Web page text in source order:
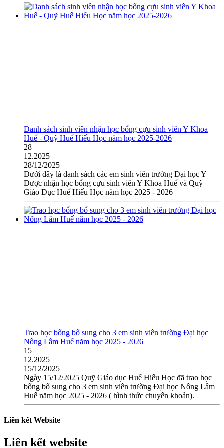
Danh sách sinh viên nhận học bổng cựu sinh viên Y Khoa
Huế - Quỹ Huế Hiếu Học năm học 2025-2026
28
12.2025
28/12/2025
Dưới đây là danh sách các em sinh viên trường Đại học Y
Dược nhận học bổng cựu sinh viên Y Khoa Huế và Quỹ
Giáo Dục Huế Hiếu Học năm học 2025 - 2026
Trao học bổng bổ sung cho 3 em sinh viên trường Đại học
Nông Lâm Huế năm học 2025 - 2026
15
12.2025
15/12/2025
Ngày 15/12/2025 Quỹ Giáo dục Huế Hiếu Học đã trao học
bổng bổ sung cho 3 em sinh viên trường Đại học Nông Lâm
Huế năm học 2025 - 2026 ( hình thức chuyển khoản).
Liên kết Website
Liên kết website